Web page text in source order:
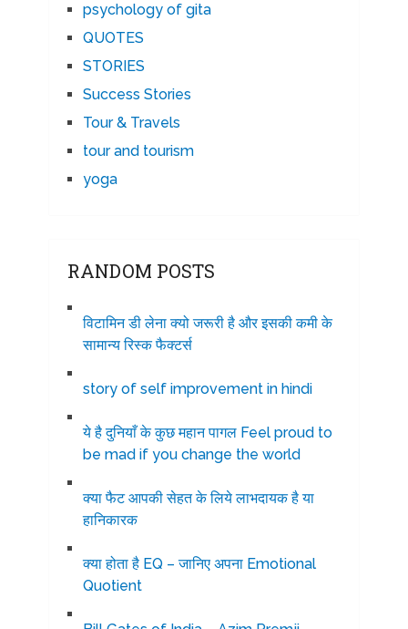
psychology of gita
QUOTES
STORIES
Success Stories
Tour & Travels
tour and tourism
yoga
RANDOM POSTS
विटामिन डी लेना क्यो जरूरी है और इसकी कमी के
सामान्य रिस्क फैक्टर्स
story of self improvement in hindi
ये है दुनियाँ के कुछ महान पागल Feel proud to
be mad if you change the world
क्या फैट आपकी सेहत के लिये लाभदायक है या
हानिकारक
क्या होता है EQ – जानिए अपना Emotional
Quotient